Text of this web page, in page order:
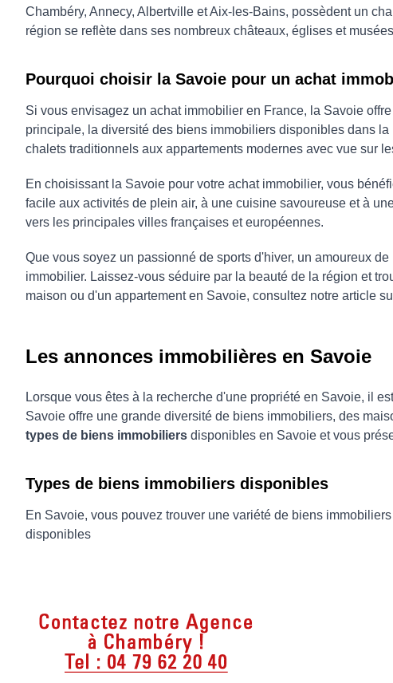
Chambéry, Annecy, Albertville et Aix-les-Bains, possèdent un
région se reflète dans ses nombreux châteaux, églises et
Pourquoi choisir la Savoie pour un achat
Si vous envisagez un achat immobilier en France, la Savoie
principale, la diversité des biens immobiliers disponibles dans
chalets traditionnels aux appartements modernes avec vue sur
En choisissant la Savoie pour votre achat immobilier, vous
facile aux activités de plein air, à une cuisine savoureuse et à
vers les principales villes françaises et européennes.
Que vous soyez un passionné de sports d'hiver, un amoureux
immobilier. Laissez-vous séduire par la beauté de la région et
maison ou d'un appartement en Savoie, consultez notre article
Les annonces immobilières en Savoie
Lorsque vous êtes à la recherche d'une propriété en Savoie, il
Savoie offre une grande diversité de biens immobiliers, des
types de biens immobiliers disponibles en Savoie et vous
Types de biens immobiliers disponibles
En Savoie, vous pouvez trouver une variété de biens
disponibles